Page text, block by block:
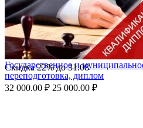
Скидка22%до31.08
Государственное и
переподготовка, диплом
32 000.00 ₽ 25 000.00 ₽